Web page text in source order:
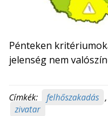
Pénteken
jelenség nem
Címkék: felhőszakadás ,
zivatar